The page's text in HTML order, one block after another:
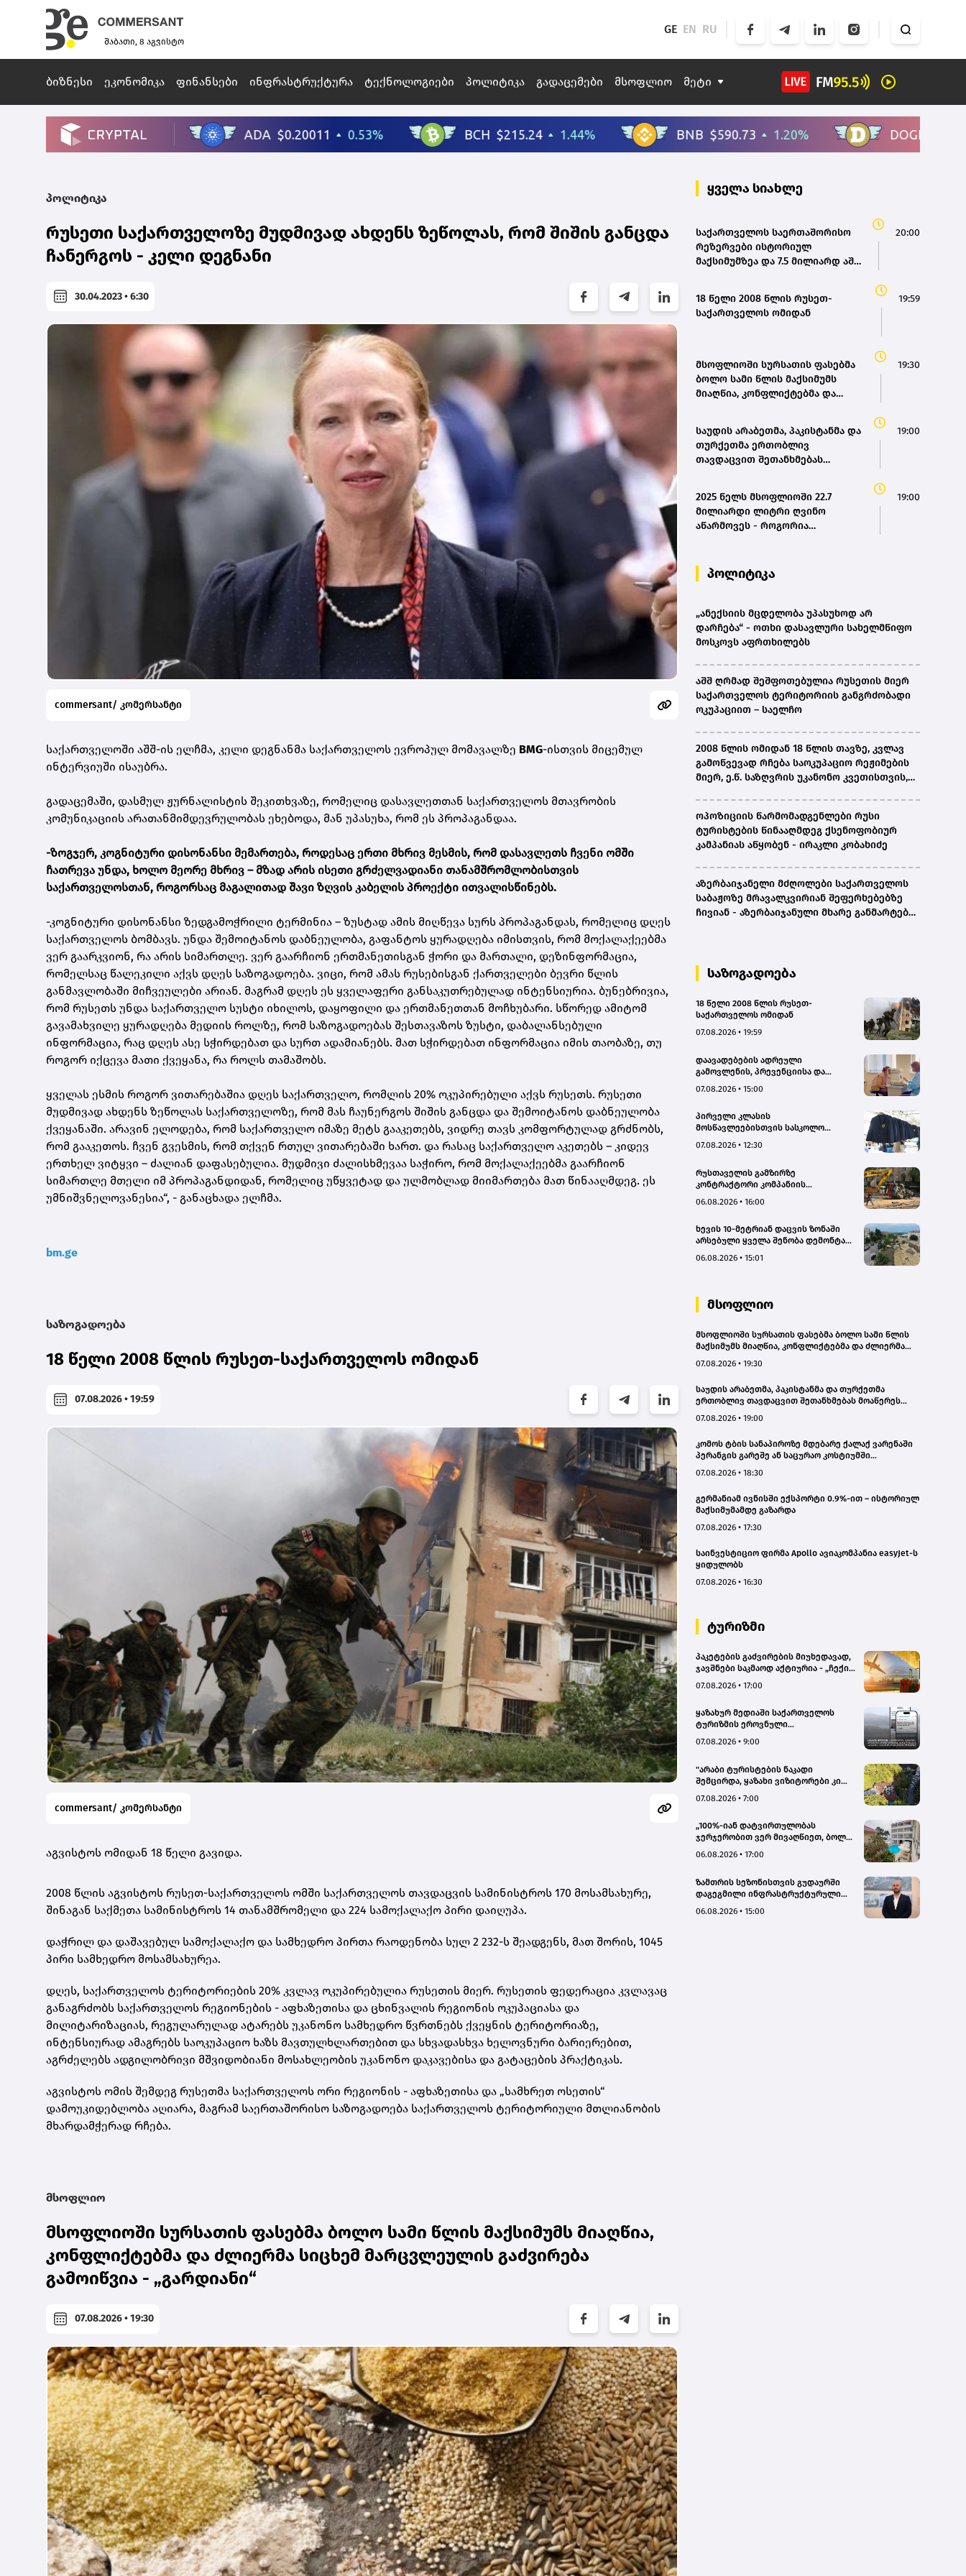
შაბათი, 8 აგვისტო
GE EN RU
ბიზნესი ეკონომიკა ფინანსები ინფრასტრუქტურა ტექნოლოგიები პოლიტიკა გადაცემები მსოფლიო მეტი
პოლიტიკა
რუსეთი საქართველოზე მუდმივად ახდენს ზეწოლას, რომ შიშის განცდა
ჩანერგოს - კელი დეგნანი
30.04.2023 • 6:30
commersant/ კომერსანტი
საქართველოში აშშ-ის ელჩმა, კელი დეგნანმა საქართველოს ევროპულ მომავალზე BMG-ისთვის მიცემულ
ინტერვიუში ისაუბრა.
გადაცემაში, დასმულ ჟურნალისტის შეკითხვაზე, რომელიც დასავლეთთან საქართველოს მთავრობის
კომუნიკაციის არათანმიმდევრულობას ეხებოდა, მან უპასუხა, რომ ეს პროპაგანდაა.
-ზოგჯერ, კოგნიტური დისონანსი მემართება, როდესაც ერთი მხრივ მესმის, რომ დასავლეთს ჩვენი ომში
ჩათრევა უნდა, ხოლო მეორე მხრივ – მზად არის ისეთი გრძელვადიანი თანამშრომლობისთვის
საქართველოსთან, როგორსაც მაგალითად შავი ზღვის კაბელის პროექტი ითვალისწინებს.
-კოგნიტური დისონანსი ზედგამოჭრილი ტერმინია – ზუსტად ამის მიღწევა სურს პროპაგანდას, რომელიც დღეს
საქართველოს ბომბავს. უნდა შემოიტანოს დაბნეულობა, გაფანტოს ყურადღება იმისთვის, რომ მოქალაქეებმა
ვერ გაარკვიონ, რა არის სიმართლე. ვერ გაარჩიონ ერთმანეთისგან ჭორი და მართალი, დეზინფორმაცია,
რომელსაც წალეკილი აქვს დღეს საზოგადოება. ვიცი, რომ ამას რუსებისგან ქართველები ბევრი წლის
განმავლობაში მიჩვეულები არიან. მაგრამ დღეს ეს ყველაფერი განსაკუთრებულად ინტენსიურია. ბუნებრივია,
რომ რუსეთს უნდა საქართველო სუსტი იხილოს, დაყოფილი და ერთმანეთთან მოჩხუბარი. სწორედ ამიტომ
გავამახვილე ყურადღება მედიის როლზე, რომ საზოგადოებას შესთავაზოს ზუსტი, დაბალანსებული
ინფორმაცია, რაც დღეს ასე სჭირდებათ და სურთ ადამიანებს. მათ სჭირდებათ ინფორმაცია იმის თაობაზე, თუ
როგორ იქცევა მათი ქვეყანა, რა როლს თამაშობს.
ყველას ესმის როგორ ვითარებაშია დღეს საქართველო, რომლის 20% ოკუპირებული აქვს რუსეთს. რუსეთი
მუდმივად ახდენს ზეწოლას საქართველოზე, რომ მას ჩაუნერგოს შიშის განცდა და შემოიტანოს დაბნეულობა
ქვეყანაში. არავინ ელოდება, რომ საქართველო იმაზე მეტს გააკეთებს, ვიდრე თავს კომფორტულად გრძნობს,
რომ გააკეთოს. ჩვენ გვესმის, რომ თქვენ რთულ ვითარებაში ხართ. და რასაც საქართველო აკეთებს – კიდევ
ერთხელ ვიტყვი – ძალიან დაფასებულია. მუდმივი ძალისხმევაა საჭირო, რომ მოქალაქეებმა გაარჩიონ
სიმართლე მთელი იმ პროპაგანდიდან, რომელიც უწყვეტად და ულმობლად მიიმართება მათ წინააღმდეგ. ეს
უმნიშვნელოვანესია“, - განაცხადა ელჩმა.
bm.ge
საზოგადოება
18 წელი 2008 წლის რუსეთ-საქართველოს ომიდან
07.08.2026 • 19:59
commersant/ კომერსანტი
აგვისტოს ომიდან 18 წელი გავიდა.
2008 წლის აგვისტოს რუსეთ-საქართველოს ომში საქართველოს თავდაცვის სამინისტროს 170 მოსამსახურე,
შინაგან საქმეთა სამინისტროს 14 თანამშრომელი და 224 სამოქალაქო პირი დაიღუპა.
დაჭრილ და დაშავებულ სამოქალაქო და სამხედრო პირთა რაოდენობა სულ 2 232-ს შეადგენს, მათ შორის, 1045
პირი სამხედრო მოსამსახურეა.
დღეს, საქართველოს ტერიტორიების 20% კვლავ ოკუპირებულია რუსეთის მიერ. რუსეთის ფედერაცია კვლავაც
განაგრძობს საქართველოს რეგიონების - აფხაზეთისა და ცხინვალის რეგიონის ოკუპაციასა და
მილიტარიზაციას, რეგულარულად ატარებს უკანონო სამხედრო წვრთნებს ქვეყნის ტერიტორიაზე,
ინტენსიურად ამაგრებს საოკუპაციო ხაზს მავთულხლართებით და სხვადასხვა ხელოვნური ბარიერებით,
აგრძელებს ადგილობრივი მშვიდობიანი მოსახლეობის უკანონო დაკავებისა და გატაცების პრაქტიკას.
აგვისტოს ომის შემდეგ რუსეთმა საქართველოს ორი რეგიონის - აფხაზეთისა და „სამხრეთ ოსეთის“
დამოუკიდებლობა აღიარა, მაგრამ საერთაშორისო საზოგადოება საქართველოს ტერიტორიული მთლიანობის
მხარდამჭერად რჩება.
მსოფლიო
მსოფლიოში სურსათის ფასებმა ბოლო სამი წლის მაქსიმუმს მიაღწია,
კონფლიქტებმა და ძლიერმა სიცხემ მარცვლეულის გაძვირება
გამოიწვია - „გარდიანი“
07.08.2026 • 19:30
ყველა სიახლე
საქართველოს საერთაშორისო
რეზერვები ისტორიულ
მაქსიმუმზეა და 7.5 მილიარდ აშშ
20:00
18 წელი 2008 წლის რუსეთ-
საქართველოს ომიდან
19:59
მსოფლიოში სურსათის ფასებმა
ბოლო სამი წლის მაქსიმუმს
მიაღწია, კონფლიქტებმა და
„გარდიანი“
19:30
საუდის არაბეთმა, პაკისტანმა და
თურქეთმა ერთობლივ
თავდაცვით შეთანხმებას
19:00
2025 წელს მსოფლიოში 22.7
მილიარდი ლიტრი ღვინო
აწარმოვეს - როგორია
19:00
პოლიტიკა
„ანექსიის მცდელობა უპასუხოდ არ
დარჩება“ - ოთხი დასავლური სახელმწიფო
მოსკოვს აფრთხილებს
აშშ ღრმად შეშფოთებულია რუსეთის მიერ
საქართველოს ტერიტორიის განგრძობადი
ოკუპაციით – საელჩო
2008 წლის ომიდან 18 წლის თავზე, კვლავ
გამოწვევად რჩება საოკუპაციო რეჟიმების
მიერ, ე.წ. საზღვრის უკანონო კვეთისთვის,
ენაზე განათლების ხელმისაწვდომობა-
სახალხო დამცველი
ოპოზიციის წარმომადგენლები რუსი
ტურისტების წინააღმდეგ ქსენოფობიურ
კამპანიას აწყობენ - ირაკლი კობახიძე
აზერბაიჯანელი მძღოლები საქართველოს
საბაჟოზე მრავალკვირიან შეფერხებებზე
ჩივიან - აზერბაიჯანული მხარე განმარტებას
საზოგადოება
18 წელი 2008 წლის რუსეთ-
საქართველოს ომიდან
07.08.2026 • 19:59
დაავადებების ადრეული
გამოვლენის, პრევენციისა და
მომსახურებაზე ხელმისაწვდომობის
დედოფლისწყაროში, სამედიცინო
სკრინინგი გაიმართა – ჯანდაცვის
სამინისტრო
07.08.2026 • 15:00
პირველი კლასის
მოსწავლეებისთვის სასკოლო
სექტემბრის პერიოდში
07.08.2026 • 12:30
რუსთაველის გამზირზე
კონტრაქტორი კომპანიის
ახლოს იმოძრავა, რამაც ნიადაგის
გამოიწვია, გადაბრუნდა
ავტომანქანა - თვითმცლელში
იმყოფებოდა მცირეწლოვანი ბავშვი
06.08.2026 • 16:00
ხევის 10-მეტრიან დაცვის ზონაში
არსებული ყველა შენობა დემონტაჟს
06.08.2026 • 15:01
მსოფლიო
მსოფლიოში სურსათის ფასებმა ბოლო სამი წლის
მაქსიმუმს მიაღწია, კონფლიქტებმა და ძლიერმა
„გარდიანი“
07.08.2026 • 19:30
საუდის არაბეთმა, პაკისტანმა და თურქეთმა
ერთობლივ თავდაცვით შეთანხმებას მოაწერეს
07.08.2026 • 19:00
კომოს ტბის სანაპიროზე მდებარე ქალაქ ვარენაში
პერანგის გარეშე ან საცურაო კოსტიუმში
მოუწევთ
07.08.2026 • 18:30
გერმანიამ ივნისში ექსპორტი 0.9%-ით – ისტორიულ
მაქსიმუმამდე გაზარდა
07.08.2026 • 17:30
საინვესტიციო ფირმა Apollo ავიაკომპანია easyJet-ს
ყიდულობს
07.08.2026 • 16:30
ტურიზმი
პაკეტების გაძვირების მიუხედავად,
ჯავშნები საკმაოდ აქტიურია - „ჩექინ
07.08.2026 • 17:00
ყაზახურ მედიაში საქართველოს
ტურიზმის ეროვნული
კამპანიის ფარგლებში სტატიები
07.08.2026 • 9:00
"არაბი ტურისტების ნაკადი
შემცირდა, ყაზახი ვიზიტორები კი
Hotel
07.08.2026 • 7:00
„100%-იან დატვირთულობას
ჯერჯერობით ვერ მივაღწიეთ, ბოლო
გაუქმდა“ - Kobuleti Beach Club
06.08.2026 • 17:00
ზამთრის სეზონისთვის გუდაურში
დაგეგმილი ინფრასტრუქტურული
გუდაურის ტურისტული
06.08.2026 • 15:00